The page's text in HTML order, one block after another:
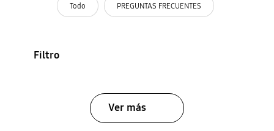
Todo PREGUNTAS FRECUENTES
Filtro
Ver más